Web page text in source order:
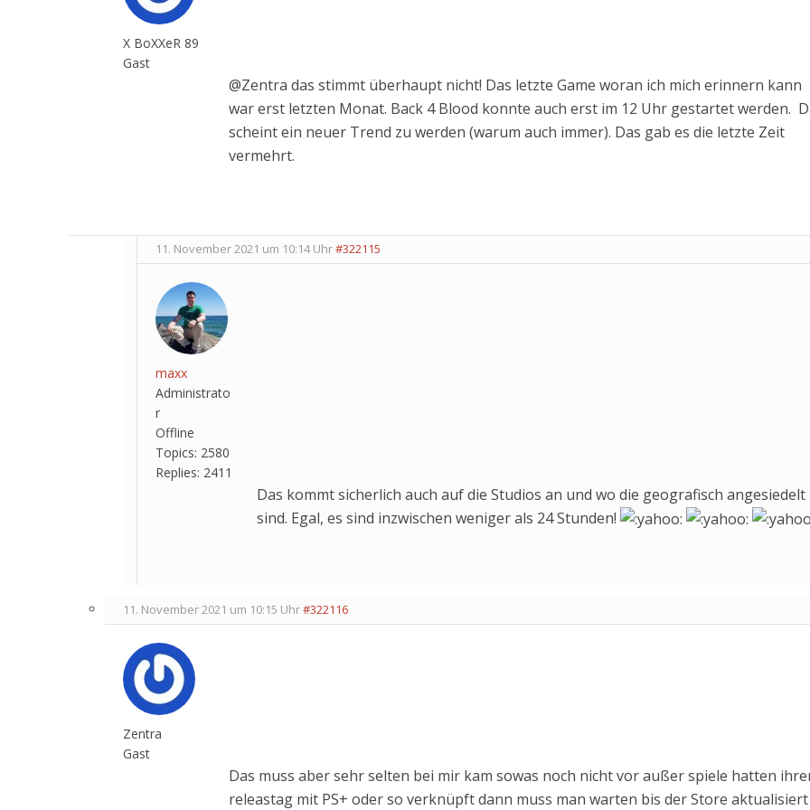
X BoXXeR 89
Gast
@Zentra das stimmt überhaupt nicht! Das letzte Game woran ich mich erinnern kann
war erst letzten Monat. Back 4 Blood konnte auch erst im 12 Uhr gestartet werden.
scheint ein neuer Trend zu werden (warum auch immer). Das gab es die letzte Zeit
vermehrt.
11. November 2021 um 10:14 Uhr#322115
maxx
Administrato
r
Offline
Topics: 2580
Replies: 2411
Das kommt sicherlich auch auf die Studios an und wo die geografisch angesiedelt
sind. Egal, es sind inzwischen weniger als 24 Stunden!
11. November 2021 um 10:15 Uhr#322116
Zentra
Gast
Das muss aber sehr selten bei mir kam sowas noch nicht vor außer spiele hatten
releastag mit PS+ oder so verknüpft dann muss man warten bis der Store